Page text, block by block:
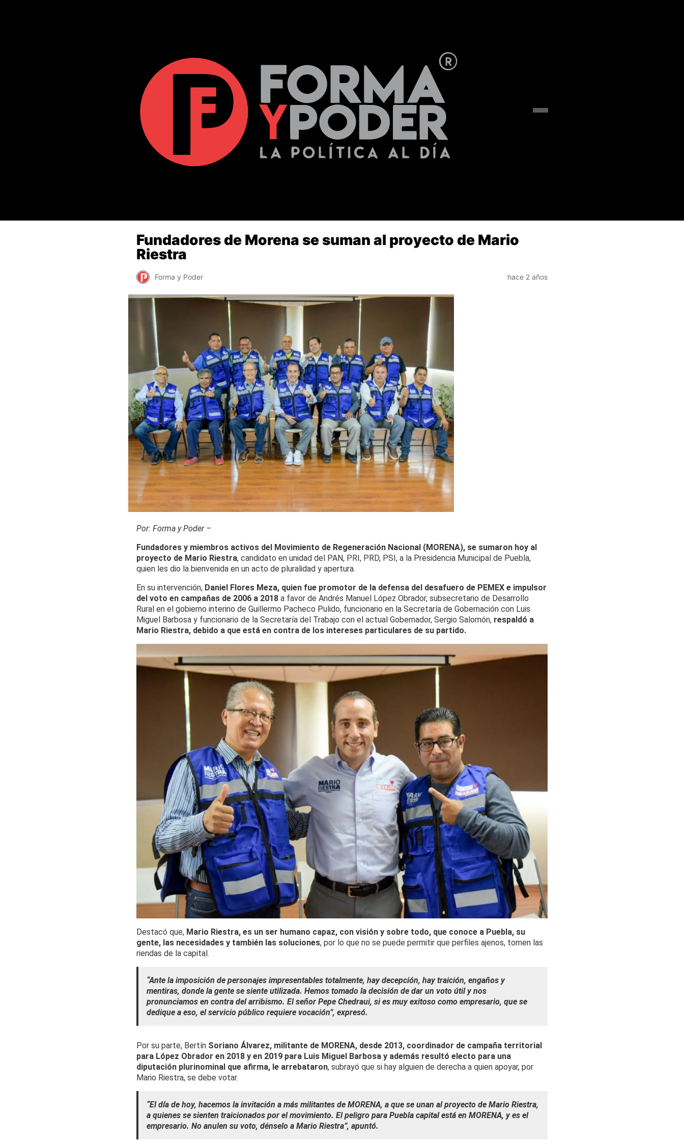
Fundadores de Morena se suman al proyecto de Mario
Riestra
Forma y Poder hace 2 años
Por: Forma y Poder –
Fundadores y miembros activos del Movimiento de Regeneración Nacional (MORENA), se sumaron hoy al
proyecto de Mario Riestra, candidato en unidad del PAN, PRI, PRD, PSI, a la Presidencia Municipal de Puebla,
quien les dio la bienvenida en un acto de pluralidad y apertura.
En su intervención, Daniel Flores Meza, quien fue promotor de la defensa del desafuero de PEMEX e impulsor
del voto en campañas de 2006 a 2018 a favor de Andrés Manuel López Obrador, subsecretario de Desarrollo
Rural en el gobierno interino de Guillermo Pacheco Pulido, funcionario en la Secretaría de Gobernación con Luis
Miguel Barbosa y funcionario de la Secretaría del Trabajo con el actual Gobernador, Sergio Salomón, respaldó a
Mario Riestra, debido a que está en contra de los intereses particulares de su partido.
Destacó que, Mario Riestra, es un ser humano capaz, con visión y sobre todo, que conoce a Puebla, su
gente, las necesidades y también las soluciones, por lo que no se puede permitir que perfiles ajenos, tomen las
riendas de la capital.
“Ante la imposición de personajes impresentables totalmente, hay decepción, hay traición, engaños y
mentiras, donde la gente se siente utilizada. Hemos tomado la decisión de dar un voto útil y nos
pronunciamos en contra del arribismo. El señor Pepe Chedraui, si es muy exitoso como empresario, que se
dedique a eso, el servicio público requiere vocación”, expresó.
Por su parte, Bertín Soriano Álvarez, militante de MORENA, desde 2013, coordinador de campaña territorial
para López Obrador en 2018 y en 2019 para Luis Miguel Barbosa y además resultó electo para una
diputación plurinominal que afirma, le arrebataron, subrayó que si hay alguien de derecha a quien apoyar, por
Mario Riestra, se debe votar.
“El día de hoy, hacemos la invitación a más militantes de MORENA, a que se unan al proyecto de Mario Riestra,
a quienes se sienten traicionados por el movimiento. El peligro para Puebla capital está en MORENA, y es el
empresario. No anulen su voto, dénselo a Mario Riestra”, apuntó.